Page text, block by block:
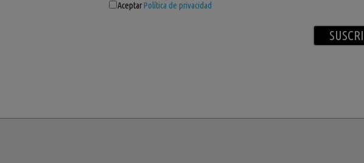
AceptarPolítica de privacidad